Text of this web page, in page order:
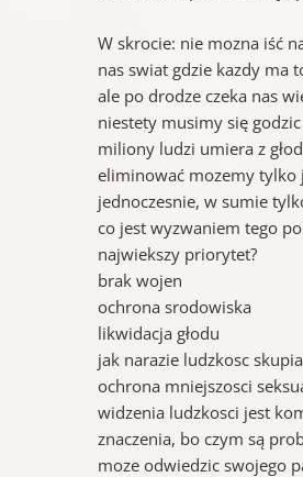
W skrocie: nie mozna iść
nas swiat gdzie kazdy ma
ale po drodze czeka nas
niestety musimy się
miliony ludzi umiera z
eliminować mozemy tylko
jednoczesnie, w sumie
co jest wyzwaniem tego
najwiekszy priorytet?
brak wojen
ochrona srodowiska
likwidacja głodu
jak narazie ludzkosc
ochrona mniejszosci
widzenia ludzkosci jest
znaczenia, bo czym są
moze odwiedzic swojego